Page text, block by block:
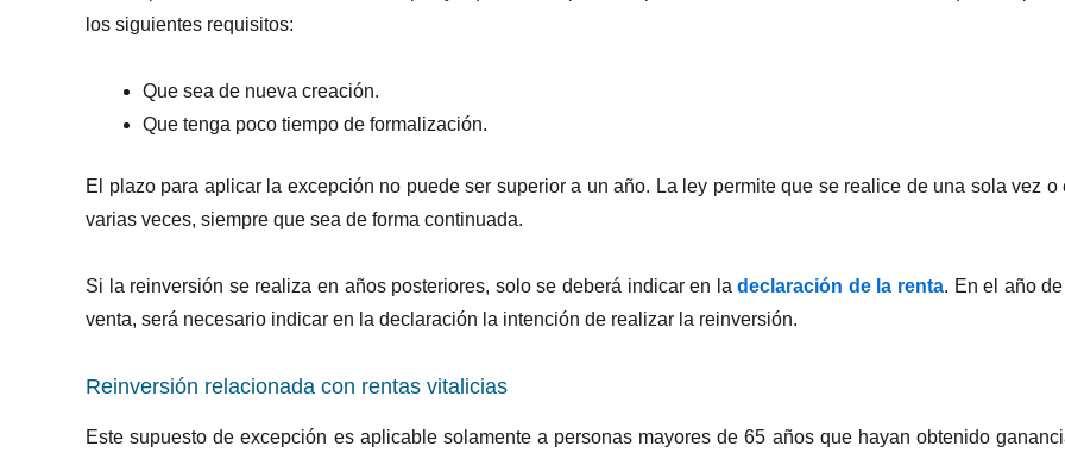
los siguientes requisitos:
Que sea de nueva creación.
Que tenga poco tiempo de formalización.
El plazo para aplicar la excepción no puede ser superior a un año. La ley permite que se realice de una sola vez o
varias veces, siempre que sea de forma continuada.
Si la reinversión se realiza en años posteriores, solo se deberá indicar en ladeclaración de la renta. En el año
venta, será necesario indicar en la declaración la intención de realizar la reinversión.
Reinversión relacionada con rentas vitalicias
Este supuesto de excepción es aplicable solamente a personas mayores de 65 años que hayan obtenido